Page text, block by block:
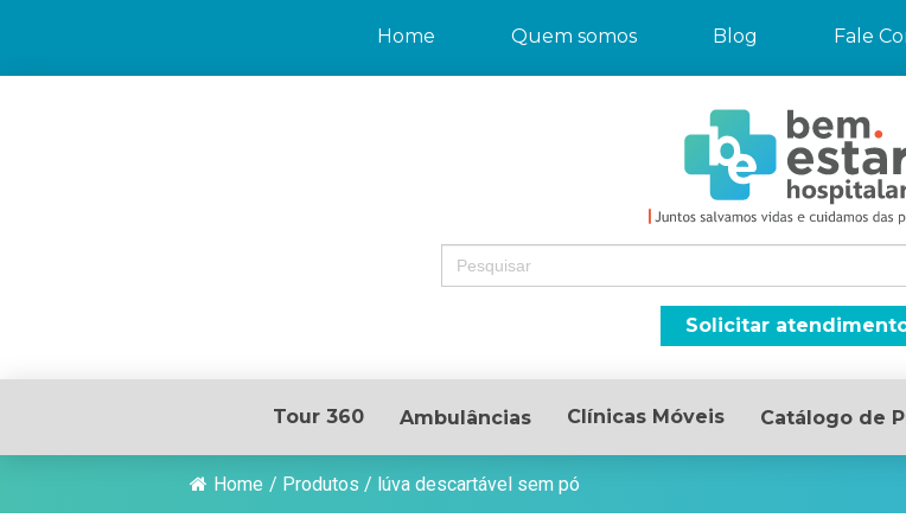
Home Quem somos Blog Fale
Search
for:
Solicitar
Tour 360 Ambulâncias Clínicas Móveis Catálogo de
Home / Produtos / lúva descartável sem pó